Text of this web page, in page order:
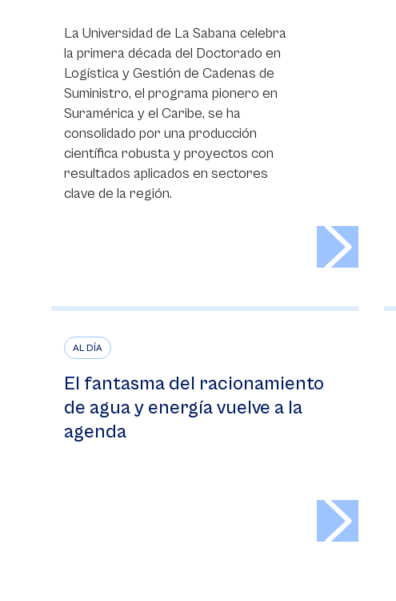
La Universidad de La Sabana celebra
la primera década del Doctorado en
Logística y Gestión de Cadenas de
Suministro, el programa pionero en
Suramérica y el Caribe, se ha
consolidado por una producción
científica robusta y proyectos con
resultados aplicados en sectores
clave de la región.
AL DÍA
El fantasma del racionamiento
de agua y energía vuelve a la
agenda